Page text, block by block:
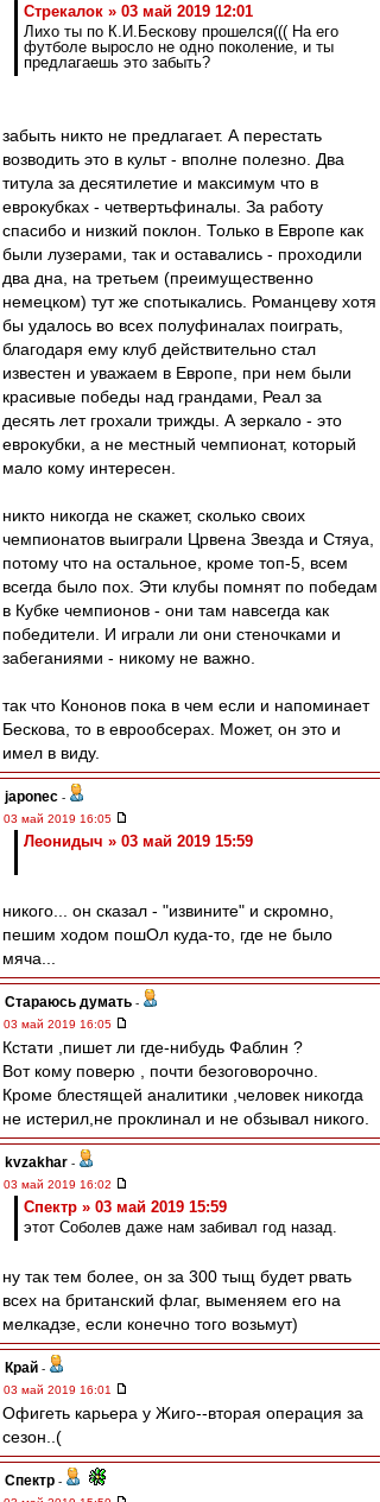
Стрекалок » 03 май 2019 12:01
Лихо ты по К.И.Бескову прошелся((( На его
футболе выросло не одно поколение, и ты
предлагаешь это забыть?
забыть никто не предлагает. А перестать
возводить это в культ - вполне полезно. Два
титула за десятилетие и максимум что в
еврокубках - четвертьфиналы. За работу
спасибо и низкий поклон. Только в Европе как
были лузерами, так и оставались - проходили
два дна, на третьем (преимущественно
немецком) тут же спотыкались. Романцеву хотя
бы удалось во всех полуфиналах поиграть,
благодаря ему клуб действительно стал
известен и уважаем в Европе, при нем были
красивые победы над грандами, Реал за
десять лет грохали трижды. А зеркало - это
еврокубки, а не местный чемпионат, который
мало кому интересен.
никто никогда не скажет, сколько своих
чемпионатов выиграли Црвена Звезда и Стяуа,
потому что на остальное, кроме топ-5, всем
всегда было пох. Эти клубы помнят по победам
в Кубке чемпионов - они там навсегда как
победители. И играли ли они стеночками и
забеганиями - никому не важно.
так что Кононов пока в чем если и напоминает
Бескова, то в еврообсерах. Может, он это и
имел в виду.
japonec -
03 май 2019 16:05
Леонидыч » 03 май 2019 15:59
никого... он сказал - "извините" и скромно,
пешим ходом пошОл куда-то, где не было
мяча...
Стараюсь думать -
03 май 2019 16:05
Кстати ,пишет ли где-нибудь Фаблин ?
Вот кому поверю , почти безоговорочно.
Кроме блестящей аналитики ,человек никогда
не истерил,не проклинал и не обзывал никого.
kvzakhar -
03 май 2019 16:02
Спектр » 03 май 2019 15:59
этот Соболев даже нам забивал год назад.
ну так тем более, он за 300 тыщ будет рвать
всех на британский флаг, выменяем его на
мелкадзе, если конечно того возьмут)
Край -
03 май 2019 16:01
Офигеть карьера у Жиго--вторая операция за
сезон..(
Спектр -